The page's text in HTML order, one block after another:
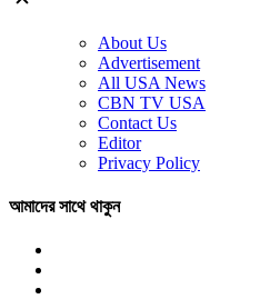
About Us
Advertisement
All USA News
CBN TV USA
Contact Us
Editor
Privacy Policy
আমাদের সাথে থাকুন